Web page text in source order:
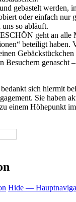
gebastelt werden,
oder einfach nur
so abläuft.
geht an alle
beteiligt haben.
Besuchern genascht
sich hiermit
Sie haben
einem Höhepunkt
Hide —